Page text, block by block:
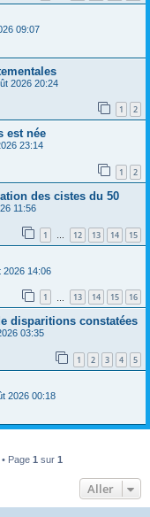
09:07
2026 20:24
1 2
est née
23:14
1 2
des cistes du 50
11:56
1 … 12 13 14 15
2026 14:06
1 13 14 15 16
disparitions constatées
03:35
1 2 3 4 5
2026 00:18
Page 1 sur 1
Aller